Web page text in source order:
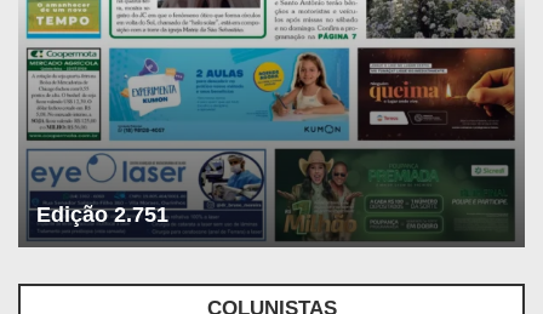
Edição 2.751
COLUNISTAS